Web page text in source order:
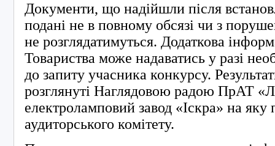
Документи, що надійшли після
подані не в повному обсязі чи з
не розглядатимуться. Додаткова
Товариства може надаватись у разі
до запиту учасника конкурсу.
розглянуті Наглядовою радою ПрАТ
електроламповий завод «Іскра» на яку
аудиторського комітету.